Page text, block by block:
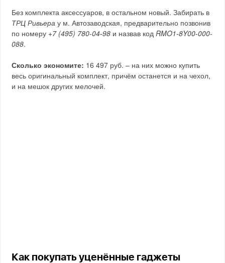
Без комплекта аксессуаров, в остальном новый. Забирать в
ТРЦ Ривьера у м. Автозаводская, предварительно позвонив
по номеру +7 (495) 780-04-98 и назвав код RMO1-8Y00-000-
088.
Сколько экономите: 16 497 руб. – на них можно купить
весь оригинальный комплект, причём останется и на чехол,
и на мешок других мелочей.
Как покупать уценённые гаджеты